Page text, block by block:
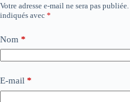
Votre adresse e-mail ne sera pas publiée.
indiqués avec *
Nom *
E-mail *